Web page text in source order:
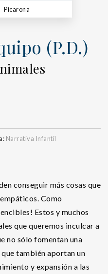
Picarona
(P.D.)
Narrativa Infantil
conseguir más cosas que
Como
Estos y muchos
que queremos inculcar a
no sólo fomentan una
también aportan un
y expansión a las